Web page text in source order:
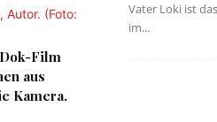
Film
aus
Kamera.
Vater Loki ist
im...